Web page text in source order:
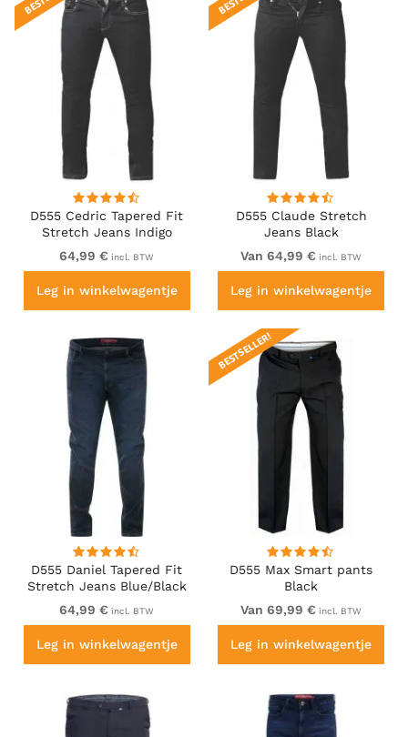
D555 Cedric Tapered Fit
Stretch Jeans Indigo
64,99 € incl. BTW
Leg in winkelwagentje
D555 Claude Stretch
Jeans Black
Van 64,99 € incl. BTW
Leg in winkelwagentje
D555 Daniel Tapered Fit
Stretch Jeans Blue/Black
Wash
64,99 € incl. BTW
Leg in winkelwagentje
D555 Max Smart pants
Black
BESTSELLER!
Van 69,99 € incl. BTW
Leg in winkelwagentje